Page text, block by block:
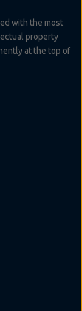
with the most
property
at the top of